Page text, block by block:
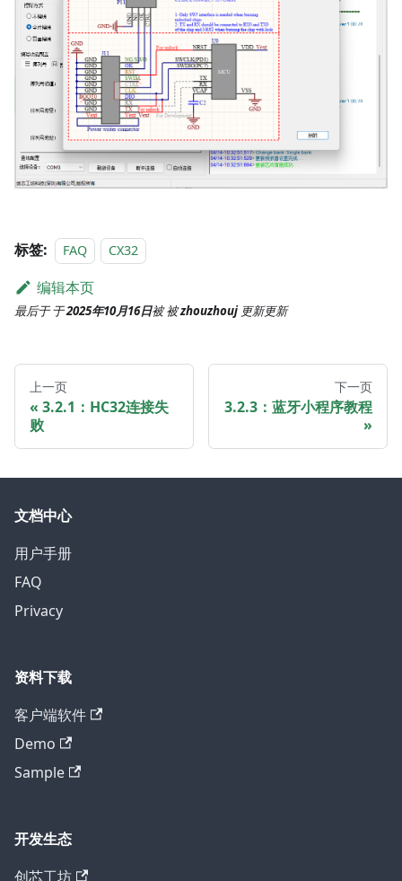
标签: FAQ CX32
编辑本页
最后于于2025年10月16日被被zhouzhouj更新更新
上一页
3.2.1：HC32连接失
败
下一页
3.2.3：蓝牙小程序教程
文档中心
用户手册
FAQ
Privacy
资料下载
客户端软件
Demo
Sample
开发生态
创芯工坊